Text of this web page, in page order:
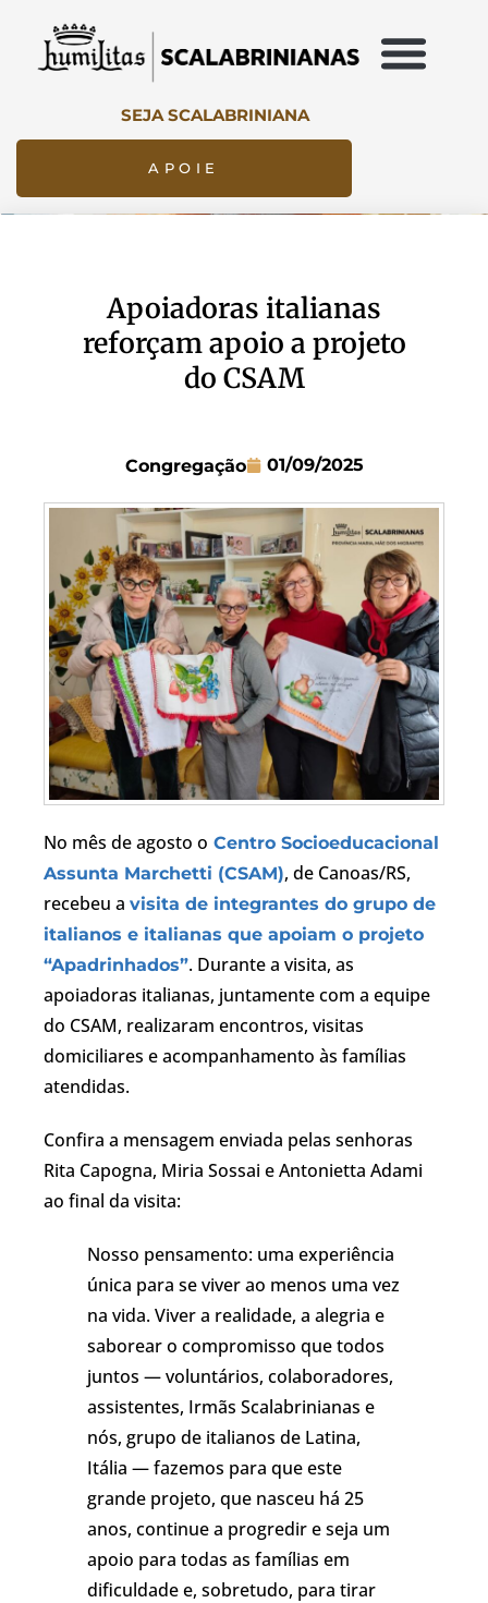
SEJA SCALABRINIANA
APOIE
Apoiadoras italianas
reforçam apoio a projeto
do CSAM
Congregação 01/09/2025
No mês de agosto o Centro Socioeducacional
Assunta Marchetti (CSAM), de Canoas/RS,
recebeu a visita de integrantes do grupo de
italianos e italianas que apoiam o projeto
“Apadrinhados”. Durante a visita, as
apoiadoras italianas, juntamente com a equipe
do CSAM, realizaram encontros, visitas
domiciliares e acompanhamento às famílias
atendidas.
Confira a mensagem enviada pelas senhoras
Rita Capogna, Miria Sossai e Antonietta Adami
ao final da visita:
Nosso pensamento: uma experiência
única para se viver ao menos uma vez
na vida. Viver a realidade, a alegria e
saborear o compromisso que todos
juntos — voluntários, colaboradores,
assistentes, Irmãs Scalabrinianas e
nós, grupo de italianos de Latina,
Itália — fazemos para que este
grande projeto, que nasceu há 25
anos, continue a progredir e seja um
apoio para todas as famílias em
dificuldade e, sobretudo, para tirar